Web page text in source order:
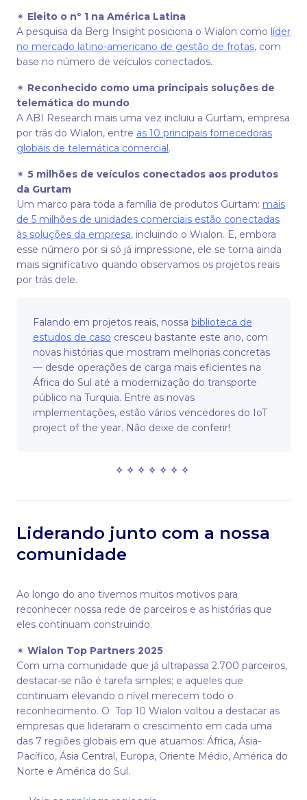
✴ Eleito o nº 1 na América Latina
A pesquisa da Berg Insight posiciona o Wialon como líder
no mercado latino-americano de gestão de frotas, com
base no número de veículos conectados.
✴ Reconhecido como uma principais soluções de
telemática do mundo
A ABI Research mais uma vez incluiu a Gurtam, empresa
por trás do Wialon, entre as 10 principais fornecedoras
globais de telemática comercial.
✴ 5 milhões de veículos conectados aos produtos
da Gurtam
Um marco para toda a família de produtos Gurtam: mais
de 5 milhões de unidades comerciais estão conectadas
às soluções da empresa, incluindo o Wialon. E, embora
esse número por si só já impressione, ele se torna ainda
mais significativo quando observamos os projetos reais
por trás dele.
Falando em projetos reais, nossa biblioteca de
estudos de caso cresceu bastante este ano, com
novas histórias que mostram melhorias concretas
— desde operações de carga mais eficientes na
África do Sul até a modernização do transporte
público na Turquia. Entre as novas
implementações, estão vários vencedores do IoT
project of the year. Não deixe de conferir!
✧ ✧ ✧ ✧ ✧ ✧ ✧
Liderando junto com a nossa
comunidade
Ao longo do ano tivemos muitos motivos para
reconhecer nossa rede de parceiros e as histórias que
eles continuam construindo.
✴ Wialon Top Partners 2025
Com uma comunidade que já ultrapassa 2.700 parceiros,
destacar-se não é tarefa simples; e aqueles que
continuam elevando o nível merecem todo o
reconhecimento. O Top 10 Wialon voltou a destacar as
empresas que lideraram o crescimento em cada uma
das 7 regiões globais em que atuamos: África, Ásia-
Pacífico, Ásia Central, Europa, Oriente Médio, América do
Norte e América do Sul.